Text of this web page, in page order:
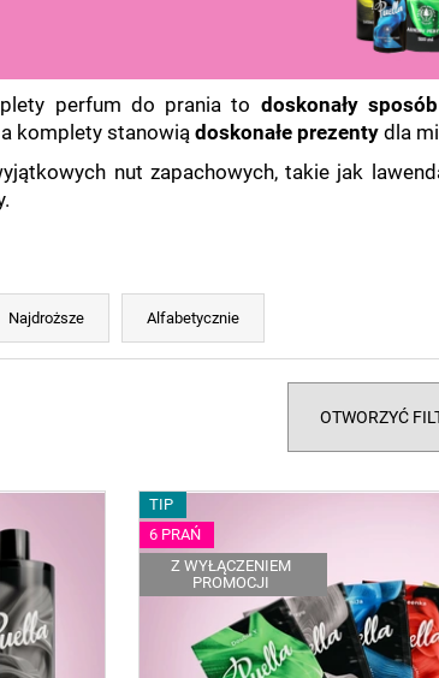
perfum do prania to doskonały
komplety stanowią doskonałe prezenty dla
nut zapachowych, takie jak
Najdroższe Alfabetycznie
OTWORZYĆ
TIP
6 PRAŃ
Z WYŁĄCZENIEM
PROMOCJI